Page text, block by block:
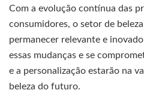
Com a evolução contínua das
consumidores, o setor de
permanecer relevante e
essas mudanças e se
e a personalização estarão na
beleza do futuro.